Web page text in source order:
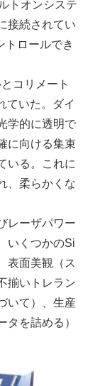
トオンシステ
接続されてい
トロールでき
コリメート
ていた。ダイ
学的に透明で
に向ける集束
いる。これに
、柔らかくな
レーザパワー
いくつかのSi
表面美観（ス
揃いトレラン
いて）、生産
を詰める）